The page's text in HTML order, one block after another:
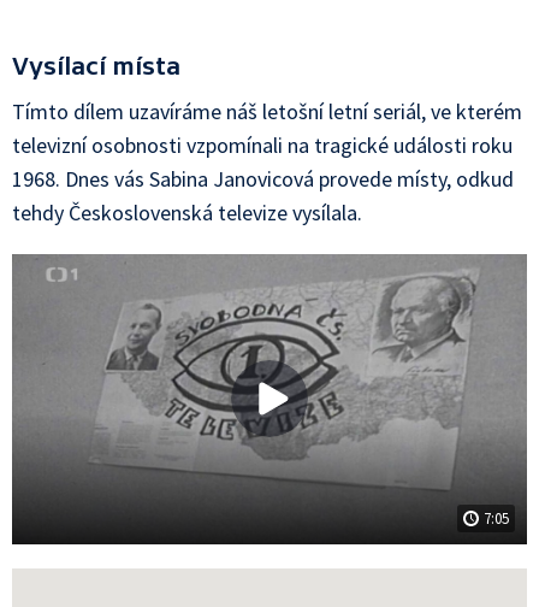
Vysílací místa
Tímto dílem uzavíráme náš letošní letní seriál, ve kterém
televizní osobnosti vzpomínali na tragické události roku
1968. Dnes vás Sabina Janovicová provede místy, odkud
tehdy Československá televize vysílala.
7:05